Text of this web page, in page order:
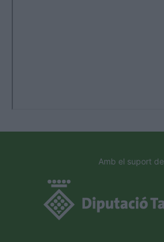
Amb el suport de